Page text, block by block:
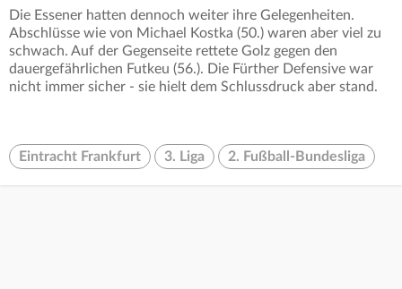
Die Essener hatten dennoch weiter ihre Gelegenheiten.
Abschlüsse wie von Michael Kostka (50.) waren aber viel zu
schwach. Auf der Gegenseite rettete Golz gegen den
dauergefährlichen Futkeu (56.). Die Fürther Defensive war
nicht immer sicher - sie hielt dem Schlussdruck aber stand.
Eintracht Frankfurt 3. Liga 2. Fußball-Bundesliga